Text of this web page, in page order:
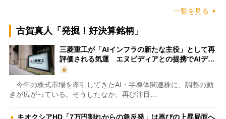
一覧を見る
古賀真人「発掘！好決算銘柄」
三菱重工が「AIインフラの新たな主役」として再
評価される気運 エヌビディアとの提携でAIデ…
今年の株式市場を牽引してきたAI・半導体関連株に、調整の動
きが広がっている。そうしたなか、再び注目…
キオクシアHD「7万円割れからの急反発」は再びの上昇局面へ